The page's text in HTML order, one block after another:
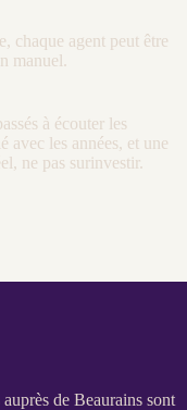
chaque agent peut être
manuel.
à écouter les
avec les années, et une
ne pas surinvestir.
de Beaurains sont